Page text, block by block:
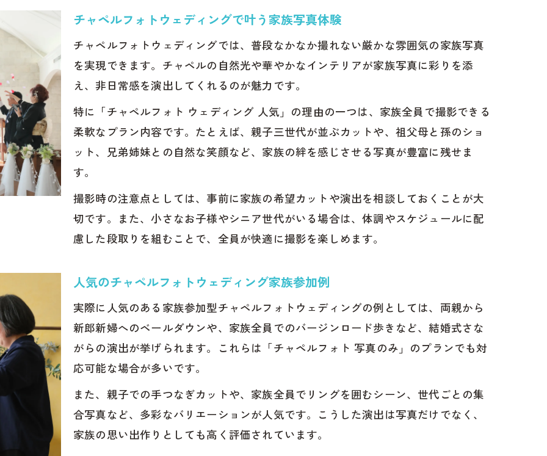
フォトウェディングで永遠に残る家族の記録
チャペルフォトウェディングが思い出深い理由
フォトウェディングで感じる家族との絆の強さ
思い出に残るフォトウェディングの工夫とは
フォトウェディングが記念日になる理由を解説
見ているだけで幸せな気持ちになる写真キキフォトワークス
者：池田一喜
チャペルフォトウェディングで叶う家族写真体験
チャペルフォトウェディングでは、普段なかなか撮れない厳かな雰囲気の家族写真
を実現できます。チャペルの自然光や華やかなインテリアが家族写真に彩りを添
え、非日常感を演出してくれるのが魅力です。
特に「チャペルフォト ウェディング 人気」の理由の一つは、家族全員で撮影できる
柔軟なプラン内容です。たとえば、親子三世代が並ぶカットや、祖父母と孫のショ
ット、兄弟姉妹との自然な笑顔など、家族の絆を感じさせる写真が豊富に残せま
す。
撮影時の注意点としては、事前に家族の希望カットや演出を相談しておくことが大
切です。また、小さなお子様やシニア世代がいる場合は、体調やスケジュールに配
慮した段取りを組むことで、全員が快適に撮影を楽しめます。
人気のチャペルフォトウェディング家族参加例
実際に人気のある家族参加型チャペルフォトウェディングの例としては、両親から
新郎新婦へのベールダウンや、家族全員でのバージンロード歩きなど、結婚式さな
がらの演出が挙げられます。これらは「チャペルフォト 写真のみ」のプランでも対
応可能な場合が多いです。
また、親子での手つなぎカットや、家族全員でリングを囲むシーン、世代ごとの集
合写真など、多彩なバリエーションが人気です。こうした演出は写真だけでなく、
家族の思い出作りとしても高く評価されています。